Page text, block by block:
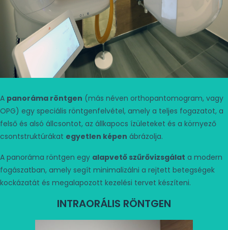
A panoráma röntgen (más néven orthopantomogram, vagy
OPG) egy speciális röntgenfelvétel, amely a teljes fogazatot, a
felső és alsó állcsontot, az állkapocs ízületeket és a környező
csontstruktúrákat egyetlen képen ábrázolja.
A panoráma röntgen egy alapvető szűrővizsgálat a modern
fogászatban, amely segít minimalizálni a rejtett betegségek
kockázatát és megalapozott kezelési tervet készíteni.
INTRAORÁLIS RÖNTGEN